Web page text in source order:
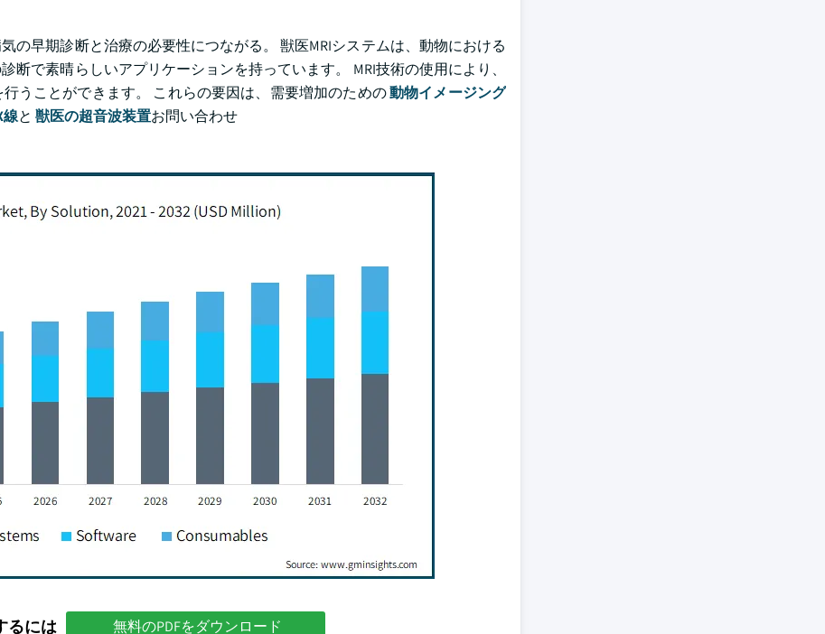
の早期診断と治療の必要性につながる。 獣医MRIシステムは、動物における
で素晴らしいアプリケーションを持っています。 MRI技術の使用により、
うことができます。 これらの要因は、需要増加のための動物イメージング
線と 獣医の超音波装置お問い合わせ
るには 無料のPDFをダウンロード